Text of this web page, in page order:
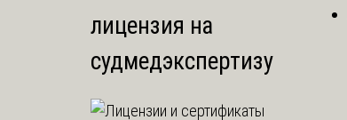
лицензия на
судмедэкспертизу